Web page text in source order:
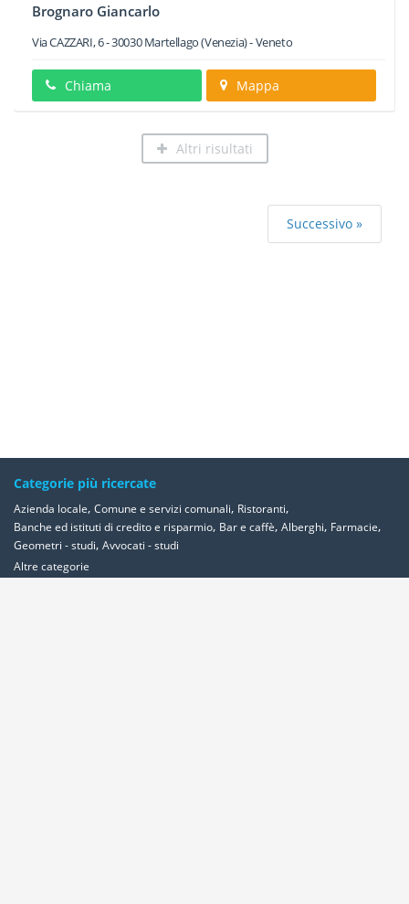
Brognaro Giancarlo
Via CAZZARI, 6-30030 Martellago(Venezia) -Veneto
Chiama Mappa
Altri risultati
Successivo »
Categorie più ricercate
Azienda locale, Comune e servizi comunali, Ristoranti,
Banche ed istituti di credito e risparmio, Bar e caffè, Alberghi, Farmacie,
Geometri - studi, Avvocati - studi
Altre categorie